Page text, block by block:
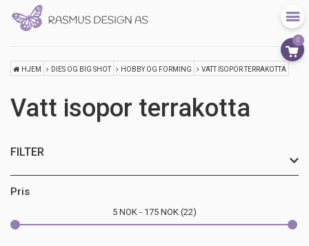
0
HJEM DIES OG BIG SHOT HOBBY OG FORMING VATT ISOPOR TERRAKOTTA
Vatt isopor terrakotta
FILTER
størrelse
Pris
5 NOK 175 NOK 22